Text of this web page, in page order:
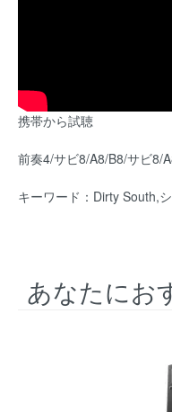
携帯から試聴
前奏4/サビ8/A8/B8/サビ8/
キーワード：Dirty South,
あなたにお